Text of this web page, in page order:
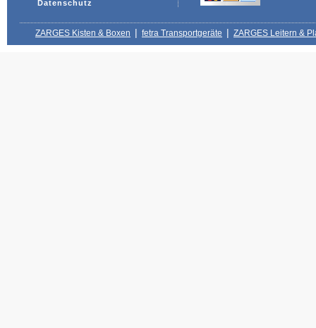
Datenschutz
ZARGES Kisten & Boxen | fetra Transportgeräte | ZARGES Leitern &